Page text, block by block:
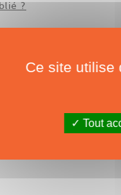
?
Ce site utilise
Tout